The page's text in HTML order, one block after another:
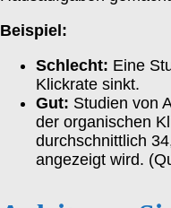
Beispiel:
Schlecht: Eine
Klickrate sinkt.
Gut: Studien von
der organischen
durchschnittlich
angezeigt wird.